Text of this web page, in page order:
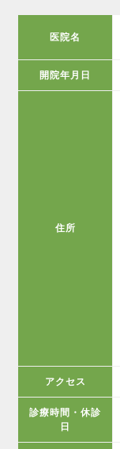
医院名
開院年月日
住所
アクセス
診療時間・休診
日